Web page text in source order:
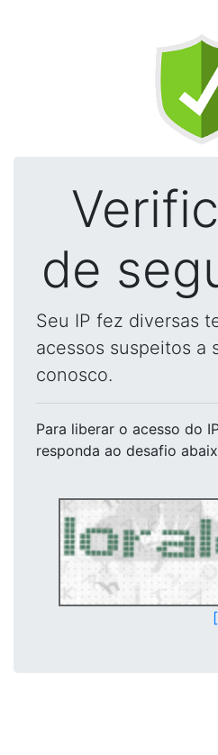
de
Seu IP fez diversas
acessos suspeitos a
conosco.
Para liberar o acesso do
responda ao desafio